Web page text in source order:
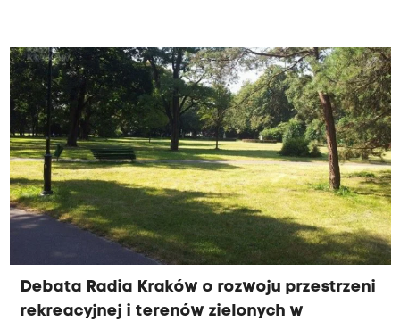
miałaby zostać przeznaczona na parking. O tym,
jak wykorzystać niemal kilometr nowej
przestrzeni miejskiej rozmawiamy w ramach
kolejnej wakacyjnej debaty Radia Kraków.
Debata Radia Kraków o rozwoju przestrzeni
rekreacyjnej i terenów zielonych w